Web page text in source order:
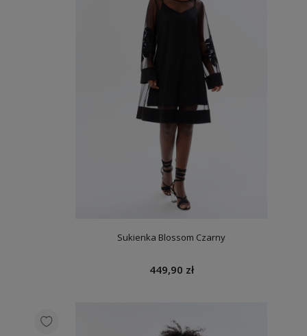
Sukienka Blossom Czarny
449,90 zł